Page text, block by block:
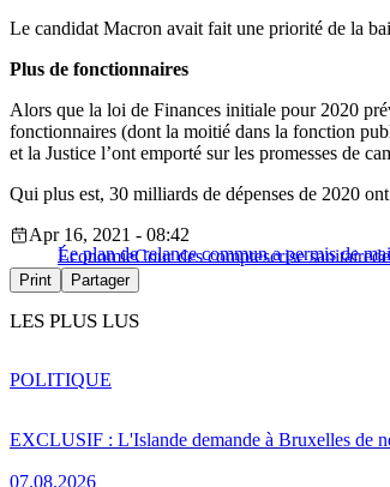
Le candidat Macron avait fait une priorité de la
Plus de fonctionnaires
Alors que la loi de Finances initiale pour 2020
fonctionnaires (dont la moitié dans la fonction
et la Justice l’ont emporté sur les promesses de
Qui plus est, 30 milliards de dépenses de 2020
Le plan de relance commun a permis de
Apr 16, 2021 - 08:42
ÉconomieCour des comptescrise sanitaire
Print Partager
LES PLUS LUS
EXCLUSIF : L'Islande demande à Bruxelles de
07.08.2026
POLITIQUE